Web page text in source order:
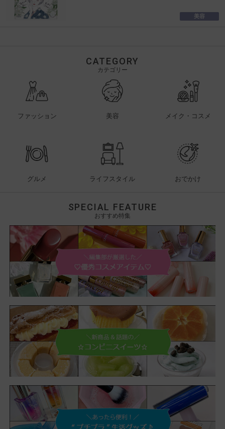
美容
CATEGORY
カテゴリー
ファッション 美容 メイク・コスメ
グルメ ライフスタイル おでかけ
SPECIAL FEATURE
おすすめ特集